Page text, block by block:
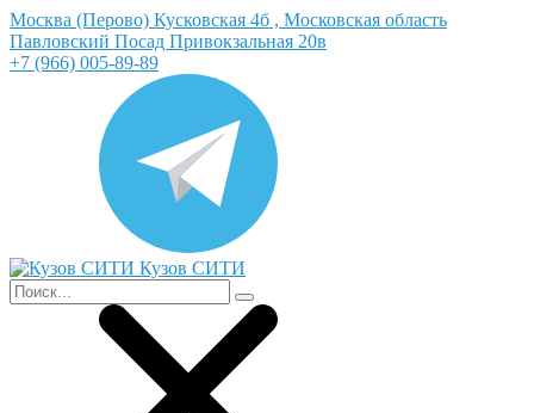
Москва (Перово) Кусковская 4б , Московская область
Павловский Посад Привокзальная 20в
+7 (966) 005-89-89
Кузов СИТИ